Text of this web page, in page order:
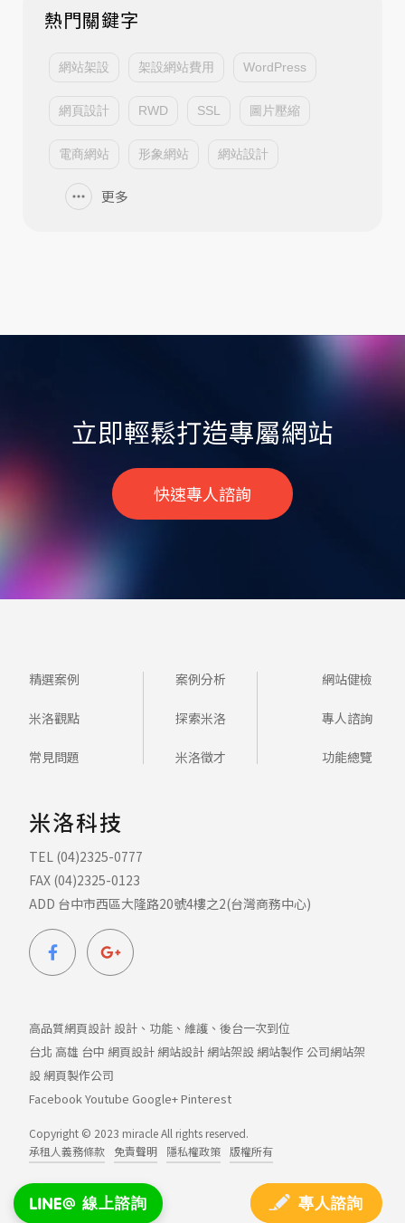
熱門關鍵字
網站架設 架設網站費用 WordPress
網頁設計 RWD SSL 圖片壓縮
電商網站 形象網站 網站設計
更多
立即輕鬆打造專屬網站
快速專人諮詢
精選案例 案例分析 網站健檢
米洛觀點 探索米洛 專人諮詢
常見問題 米洛徵才 功能總覽
米洛科技
TEL (04)2325-0777
FAX (04)2325-0123
ADD 台中市西區大隆路20號4樓之2(台灣商務中心)
高品質網頁設計 設計、功能、維護、後台一次到位
台北 高雄 台中 網頁設計 網站設計 網站架設 網站製作 公司網站架
設 網頁製作公司
FacebookYoutube Google+Pinterest
Copyright © 2023 miracle All rights reserved.
承租人義務條款
免責聲明 隱私權政策 版權所有
專人諮詢
線上諮詢